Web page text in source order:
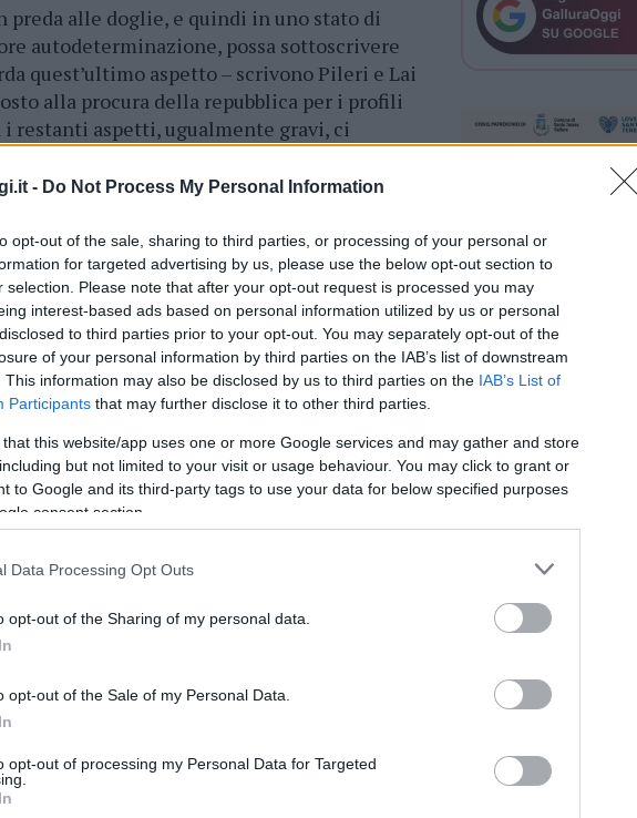
- Do Not Process My Personal Information
opt-out of the sale, sharing to third parties, or processing of your personal or
for targeted advertising by us, please use the below opt-out section to
selection. Please note that after your opt-out request is processed you may
interest-based ads based on personal information utilized by us or personal
to third parties prior to your opt-out. You may separately opt-out of the
of your personal information by third parties on the IAB’s list of downstream
This information may also be disclosed by us to third parties on the IAB’s List of
Participants that may further disclose it to other third parties.
that this website/app uses one or more Google services and may gather and store
but not limited to your visit or usage behaviour. You may click to grant or
to Google and its third-party tags to use your data for below specified purposes
consent section.
Data Processing Opt Outs
opt-out of the Sharing of my personal data.
opt-out of the Sale of my Personal Data.
opt-out of processing my Personal Data for Targeted
alle doglie, e quindi in uno stato di
autodeterminazione, possa sottoscrivere
quest’ultimo aspetto – scrivono Pileri e Lai
alla procura della repubblica per i profili
restanti aspetti, ugualmente gravi, ci
essere per tutelare il diritto alla salute di
non è un problema solo della Maddalena”
gallurese.
cliccandoqui
nella sezioneLogindal menù del sito o
NECROLOGIE